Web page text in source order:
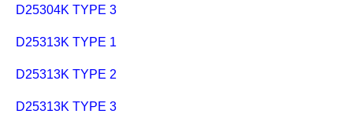
D25304K TYPE 3
D25313K TYPE 1
D25313K TYPE 2
D25313K TYPE 3